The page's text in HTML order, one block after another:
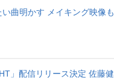
曲明かす メイキング映像
」配信リリース決定 佐藤